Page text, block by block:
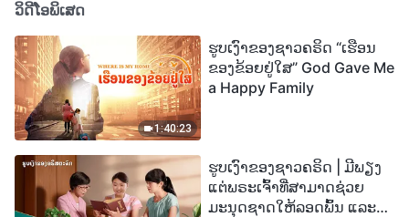
ວິດີໂອພິເສດ
1:40:23
ຮູບເງົາຂອງຊາວຄຣິດ “ເຮືອນ
ຂອງຂ້ອຍຢູ່ໃສ” God Gave Me
a Happy Family
ຮູບເງົາຂອງຊາວຄຣິດ | ມີພຽງ
ແຕ່ພຣະເຈົ້າທີ່ສາມາດຊ່ວຍ
ມະນຸດຊາດໃຫ້ລອດພົ້ນ ແລະ